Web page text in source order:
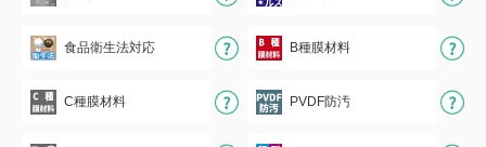
食品衛生法対応 B種膜材料
C種膜材料 PVDF防汚